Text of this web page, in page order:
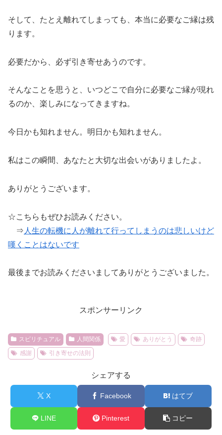
そして、 たとえ離れてしまっても、本当に必要なご縁は残
ります。
必要だから、必ず引き寄せあうのです。
そんなことを思うと、いつどこで自分に必要なご縁が現れ
るのか、楽しみになってきますね。
今日かも知れません。明日かも知れません。
私はこの瞬間、あなたと大切な出会いがありましたよ。
ありがとうございます。
☆こちらもぜひお読みください。
⇒ 人生の転機に人が離れて行ってしまうのは悲しいけど
嘆くことはないです
最後までお読みくださいましてありがとうございました。
スポンサーリンク
スピリチュアル 人間関係 愛 ありがとう
奇跡
感謝
引き寄せの法則
シェアする
X Facebook はてブ
LINE Pinterest コピー